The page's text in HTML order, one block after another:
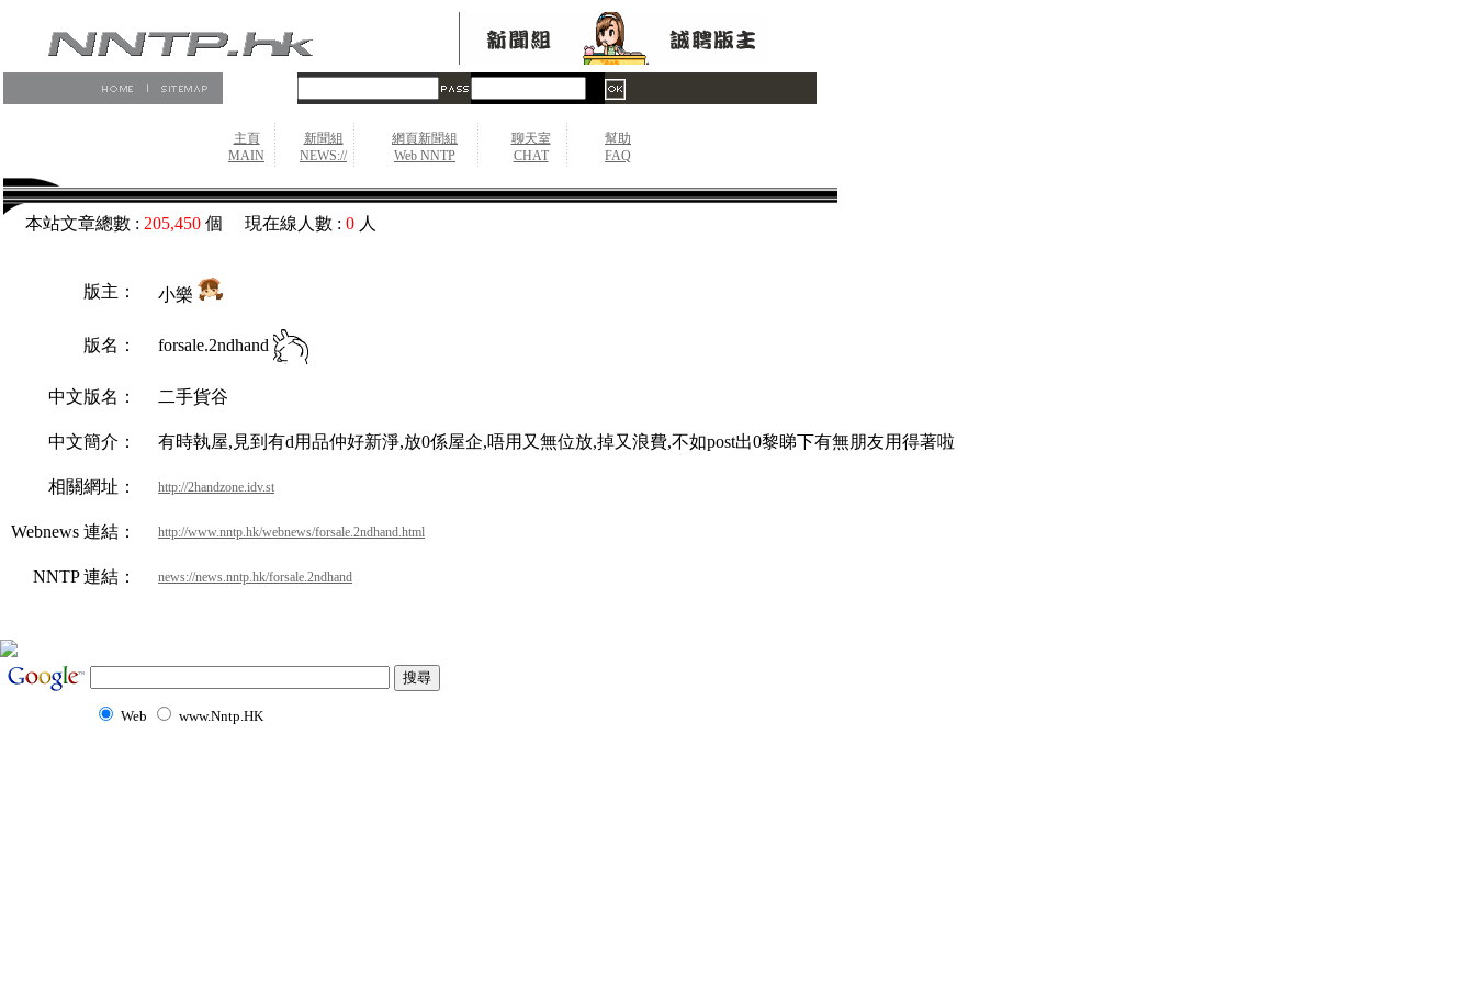
主頁
MAIN
新聞組
NEWS://
網頁新聞組
Web NNTP
聊天室
CHAT
幫助
FAQ
本站文章總數 : 205,450 個 現在線人數 : 0 人
版主： 小樂
版名： forsale.2ndhand
中文版名： 二手貨谷
中文簡介： 有時執屋,見到有d用品仲好新淨,放0係屋企,唔用又無位放,掉又浪費,不如post出0黎睇下有無朋友用得著啦
相關網址： http://2handzone.idv.st
Webnews 連結： http://www.nntp.hk/webnews/forsale.2ndhand.html
NNTP 連結： news://news.nntp.hk/forsale.2ndhand
Web www.Nntp.HK